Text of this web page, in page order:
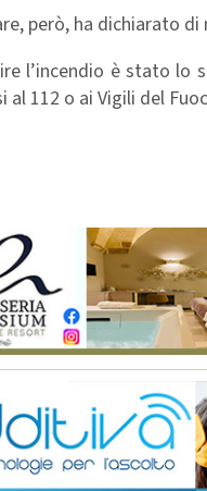
però, ha dichiarato
l’incendio è stato lo
al 112 o ai Vigili del